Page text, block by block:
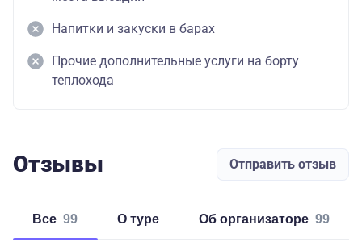
Напитки и закуски в барах
Прочие дополнительные услуги на борту
теплохода
Отзывы Отправить отзыв
Все 99 о туре об организаторе 99